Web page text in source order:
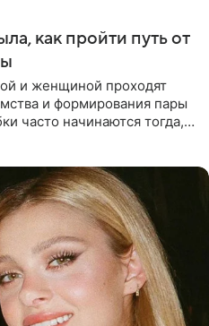
как пройти путь от
и женщиной проходят
и формирования пары
часто начинаются тогда,